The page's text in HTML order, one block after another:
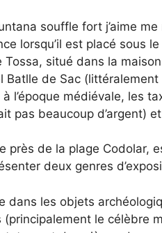
souffle fort j’aime
lorsqu’il est placé sous
situé dans la
Batlle de Sac
l’époque médiévale, les
pas beaucoup d’argent)
près de la plage Codolar,
deux genres
dans les objets
(principalement le célèbre